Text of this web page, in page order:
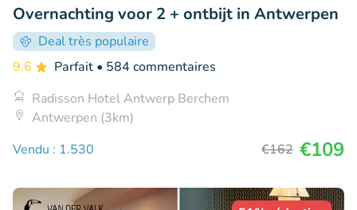
Overnachting voor 2 + ontbijt in Antwerpen
Deal très populaire
9.6
Parfait • 584 commentaires
Radisson Hotel Antwerp Berchem
Antwerpen (3km)
Vendu : 1.530
€162 €109